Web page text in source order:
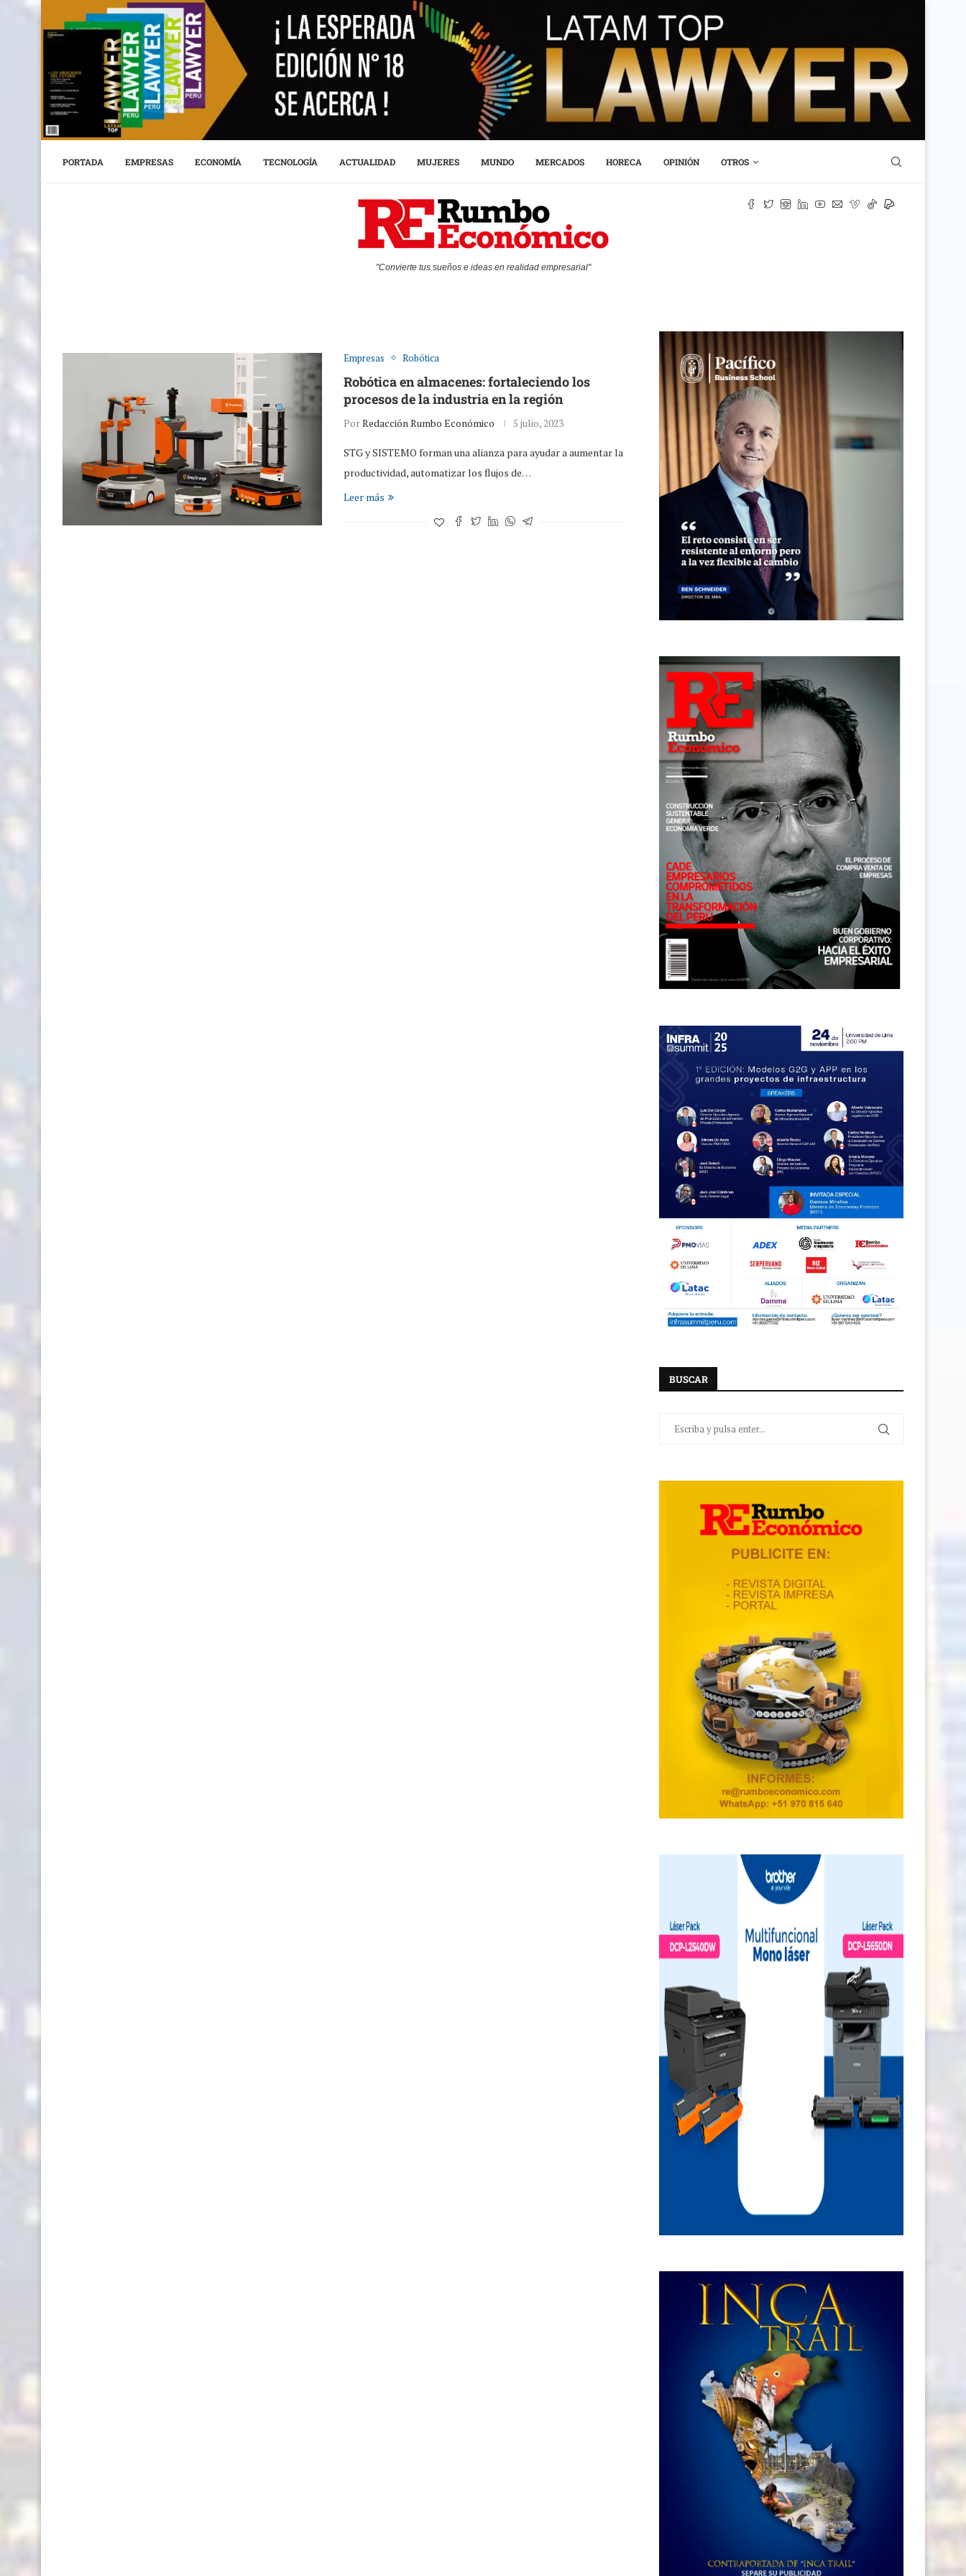
PORTADA EMPRESAS ECONOMÍA TECNOLOGÍA ACTUALIDAD MUJERES MUNDO MERCADOS HORECA OPINIÓN OTROS
"Convierte tus sueños e ideas en realidad empresarial"
Empresas Robótica
Robótica en almacenes: fortaleciendo los
procesos de la industria en la región
PorRedacción Rumbo Económico 5 julio, 2023
STG y SISTEMO forman una alianza para ayudar a aumentar la
productividad, automatizar los flujos de…
Leer más
BUSCAR